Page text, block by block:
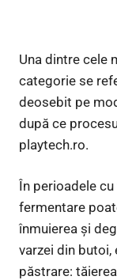
Una dintre cele
categorie se
deosebit pe
după ce
playtech.ro.
În perioadele
fermentare
înmuierea și
varzei din
păstrare: